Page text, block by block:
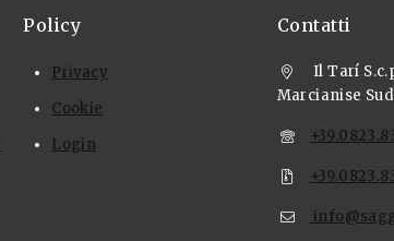
Policy
Privacy
Cookie
Login
Contatti
Il Tarí
Marcianise